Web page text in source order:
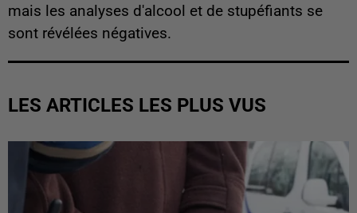
mais les analyses d'alcool et de stupéfiants se
sont révélées négatives.
LES ARTICLES LES PLUS VUS